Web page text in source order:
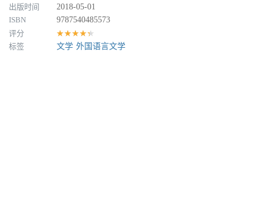
出版时间
2018-05-01
ISBN
9787540485573
评分
★★★★★
标签 文学 外国语言文学